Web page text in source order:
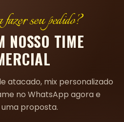
seu pedido?
NOSSO TIME
atacado, mix personalizado
no WhatsApp agora e
proposta.